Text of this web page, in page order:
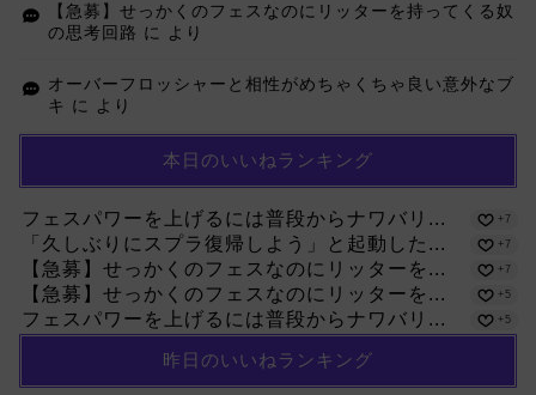
【急募】せっかくのフェスなのにリッターを持ってくる奴
の思考回路 に より
オーバーフロッシャーと相性がめちゃくちゃ良い意外なブ
キ に より
本日のいいねランキング
フェスパワーを上げるには普段からナワバリ... +7
「久しぶりにスプラ復帰しよう」と起動した... +7
【急募】せっかくのフェスなのにリッターを... +7
【急募】せっかくのフェスなのにリッターを... +5
フェスパワーを上げるには普段からナワバリ... +5
昨日のいいねランキング